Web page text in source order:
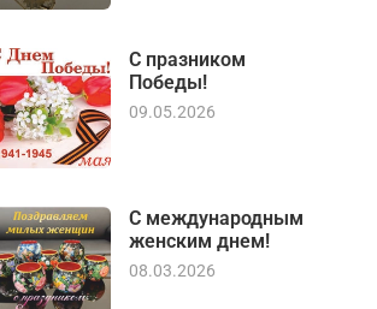
С празником
Победы!
09.05.2026
С международным
женским днем!
08.03.2026